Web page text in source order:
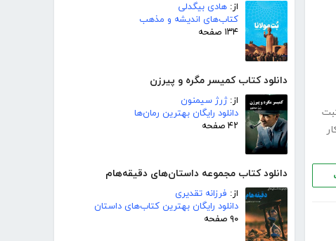
از: هادی بیگدلی
کتاب‌های اندیشه و مذهب
۱۳۴ صفحه
دانلود کتاب کمیسر مگره و پیرزن
از:ژرژ سیمنون
دانلود رایگان بهترین رمان‌ها
۴۲ صفحه
دانلود کتاب مجموعه داستان‌های دقیقه‌هام
از: فرزانه تقدیری
دانلود رایگان بهترین کتاب‌های داستان
۹۰ صفحه